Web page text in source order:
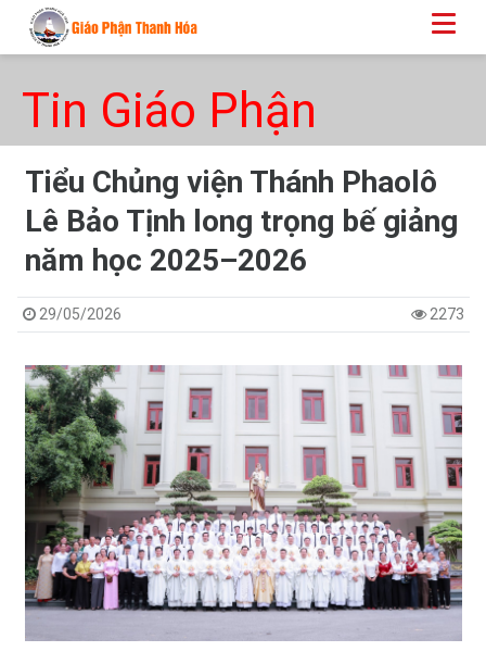
Tin Giáo Phận
​​​​​​​Tiểu Chủng viện Thánh Phaolô
Lê Bảo Tịnh long trọng bế giảng
năm học 2025–2026
29/05/2026 2273